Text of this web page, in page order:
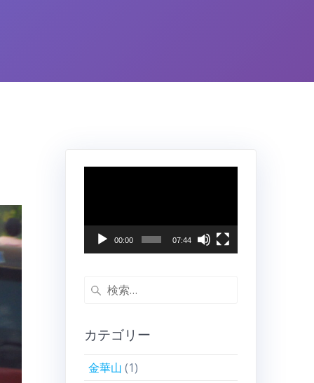
レ
ヤ
00:00 07:44
検
カテゴリー
金華山 (1)